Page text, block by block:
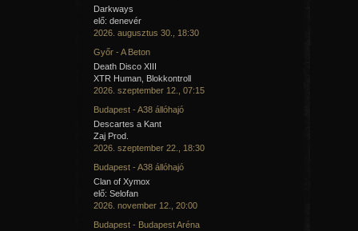
Darkways
elő: denevér
2026. augusztus 30., 18:30
Győr - A Beton
Death Disco XIII
XTR Human, Blokkontroll
2026. szeptember 12., 07:15
Budapest - A38 állóhajó
Descartes a Kant
Zaj Prod.
2026. szeptember 22., 18:30
Budapest - A38 állóhajó
Clan of Xymox
elő: Selofan
2026. november 12., 20:00
Budapest - Budapest Aréna